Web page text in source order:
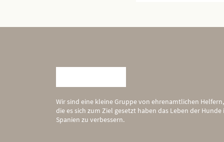
Wir sind eine kleine Gruppe von ehrenamtlichen Helfern,
die es sich zum Ziel gesetzt haben das Leben der Hunde
Spanien zu verbessern.